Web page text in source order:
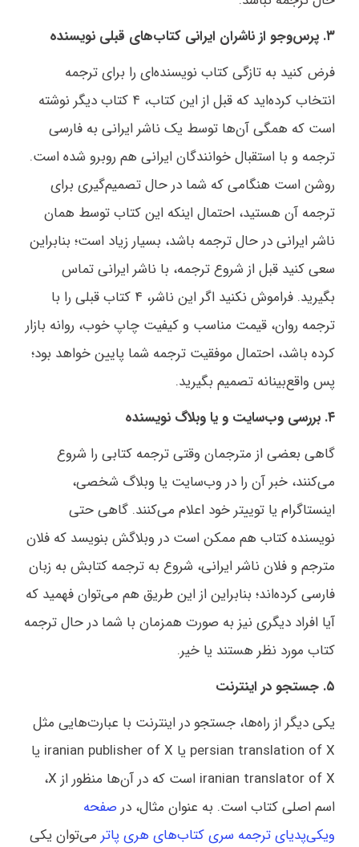
۳. پرس‌وجو از ناشران ایرانی کتاب‌های قبلی نویسنده
فرض کنید به تازگی کتاب نویسنده‌ای را برای ترجمه
انتخاب کرده‌اید که قبل از این کتاب، ۴ کتاب دیگر نوشته
است که همگی آن‌ها توسط یک ناشر ایرانی به فارسی
ترجمه و با استقبال خوانندگان ایرانی هم روبرو شده است.
روشن است هنگامی که شما در حال تصمیم‌گیری برای
ترجمه آن هستید، احتمال اینکه این کتاب توسط همان
ناشر ایرانی در حال ترجمه باشد، بسیار زیاد است؛ بنابراین
سعی کنید قبل از شروع ترجمه، با ناشر ایرانی تماس
بگیرید. فراموش نکنید اگر این ناشر، ۴ کتاب قبلی را با
ترجمه روان، قیمت مناسب و کیفیت چاپ خوب، روانه بازار
کرده باشد، احتمال موفقیت ترجمه شما پایین خواهد بود؛
پس واقع‌بینانه تصمیم بگیرید.
۴. بررسی وب‌سایت و یا وبلاگ نویسنده
گاهی بعضی از مترجمان وقتی ترجمه کتابی را شروع
می‌کنند، خبر آن را در وب‌سایت یا وبلاگ شخصی،
اینستاگرام یا توییتر خود اعلام می‌کنند. گاهی حتی
نویسنده کتاب هم ممکن است در وبلاگش بنویسد که فلان
مترجم و فلان ناشر ایرانی، شروع به ترجمه کتابش به زبان
فارسی کرده‌اند؛ بنابراین از این طریق هم می‌توان فهمید که
آیا افراد دیگری نیز به صورت همزمان با شما در حال ترجمه
کتاب مورد نظر هستند یا خیر.
۵. جستجو در اینترنت
یکی دیگر از راه‌ها، جستجو در اینترنت با عبارت‌هایی مثل
persian translation of X یا iranian publisher of X یا
iranian translator of X است که در آن‌ها منظور از X،
اسم اصلی کتاب است. به عنوان مثال، در صفحه
ویکی‌پدیای ترجمه سری کتاب‌های هری پاتر می‌توان یکی